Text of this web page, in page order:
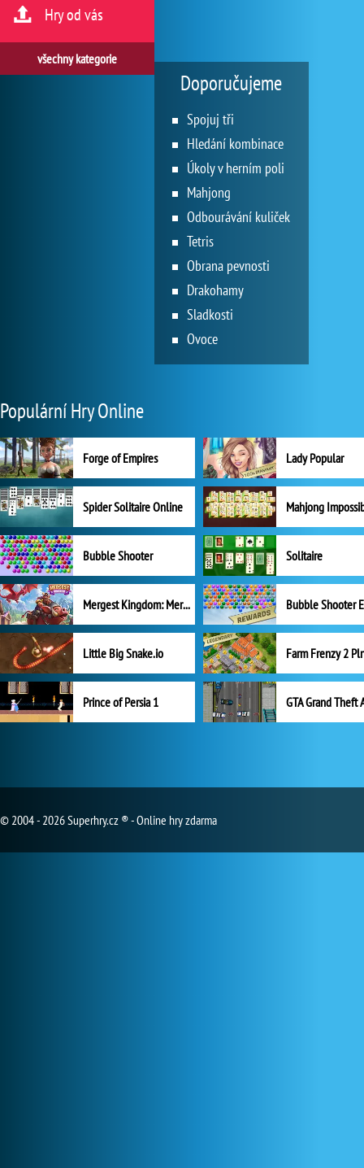
Hry od vás
všechny kategorie
Doporučujeme
Spojuj tři
Hledání kombinace
Úkoly v herním poli
Mahjong
Odbourávání kuliček
Tetris
Obrana pevnosti
Drakohamy
Sladkosti
Ovoce
Populární Hry Online
Forge of Empires Lady Popular
Spider Solitaire Online Mahjong
Bubble Shooter Solitaire
Mergest Kingdom: Merge Puzzle
Little Big Snake.io
Prince of Persia 1 GTA Grand Theft
© 2004 - 2026 Superhry.cz ® - Online hry zdarma